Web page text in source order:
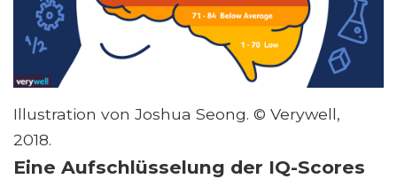
Illustration von Joshua Seong. © Verywell,
2018.
Eine Aufschlüsselung der IQ-Scores